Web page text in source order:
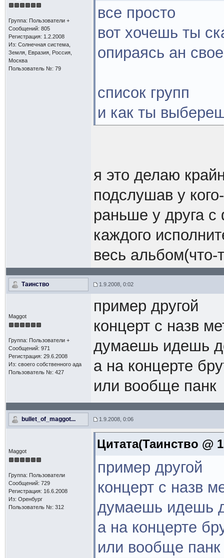
Группа: Пользователи +
Сообщений: 805
Регистрация: 1.2.2008
Из: Солнечная система,
Земля, Евразия, Россия,
Москва
Пользователь №: 79
все просто
вот хочешь ты
опираясь ан
список групп
и как ты
я это делаю
подслушав у
раньше у друга с
каждого
весь альбом(что-
Таинство 1.9.2008, 0:02
Maggot
Группа: Пользователи +
Сообщений: 971
Регистрация: 29.6.2008
Из: своего собственного ада
Пользователь №: 427
пример другой
концерт с назв
думаешь идешь
а на концерте
или вообще панк
bullet_of_maggot... 1.9.2008, 0:06
Maggot
Группа: Пользователи
Сообщений: 729
Регистрация: 16.6.2008
Из: Оренбург
Пользователь №: 312
Цитата(Таинство @
пример другой
концерт с назв
думаешь идешь
а на концерте
или вообще панк